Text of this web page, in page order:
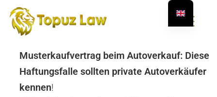
☰
Musterkaufvertrag beim Autoverkauf: Diese
Haftungsfalle sollten private Autoverkäufer
kennen!